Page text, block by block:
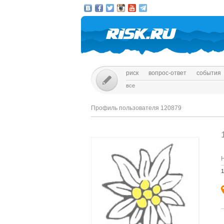
риск вопрос-ответ события
все
Профиль пользователя 120879